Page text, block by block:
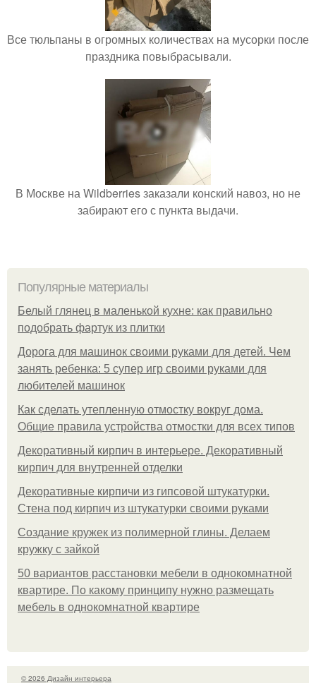
Все тюльпаны в огромных количествах на мусорки после
праздника повыбрасывали.
В Москве на Wildberries заказали конский навоз, но не
забирают его с пункта выдачи.
Популярные материалы
Белый глянец в маленькой кухне: как правильно
подобрать фартук из плитки
Дорога для машинок своими руками для детей. Чем
занять ребенка: 5 супер игр своими руками для
любителей машинок
Как сделать утепленную отмостку вокруг дома.
Общие правила устройства отмостки для всех типов
Декоративный кирпич в интерьере. Декоративный
кирпич для внутренней отделки
Декоративные кирпичи из гипсовой штукатурки.
Стена под кирпич из штукатурки своими руками
Создание кружек из полимерной глины. Делаем
кружку с зайкой
50 вариантов расстановки мебели в однокомнатной
квартире. По какому принципу нужно размещать
мебель в однокомнатной квартире
© 2026 Дизайн интерьера